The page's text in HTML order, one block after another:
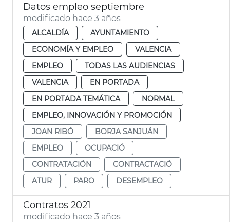
Datos empleo septiembre
modificado hace 3 años
ALCALDÍA
AYUNTAMIENTO
ECONOMÍA Y EMPLEO
VALENCIA
EMPLEO
TODAS LAS AUDIENCIAS
VALENCIA
EN PORTADA
EN PORTADA TEMÁTICA
NORMAL
EMPLEO, INNOVACIÓN Y PROMOCIÓN
JOAN RIBÓ
BORJA SANJUÁN
EMPLEO
OCUPACIÓ
CONTRATACIÓN
CONTRACTACIÓ
ATUR
PARO DESEMPLEO
Contratos 2021
modificado hace 3 años